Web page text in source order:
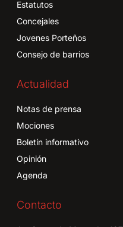
Estatutos
Concejales
Jovenes Porteños
Consejo de barrios
Actualidad
Notas de prensa
Mociones
Boletín informativo
Opinión
Agenda
Contacto